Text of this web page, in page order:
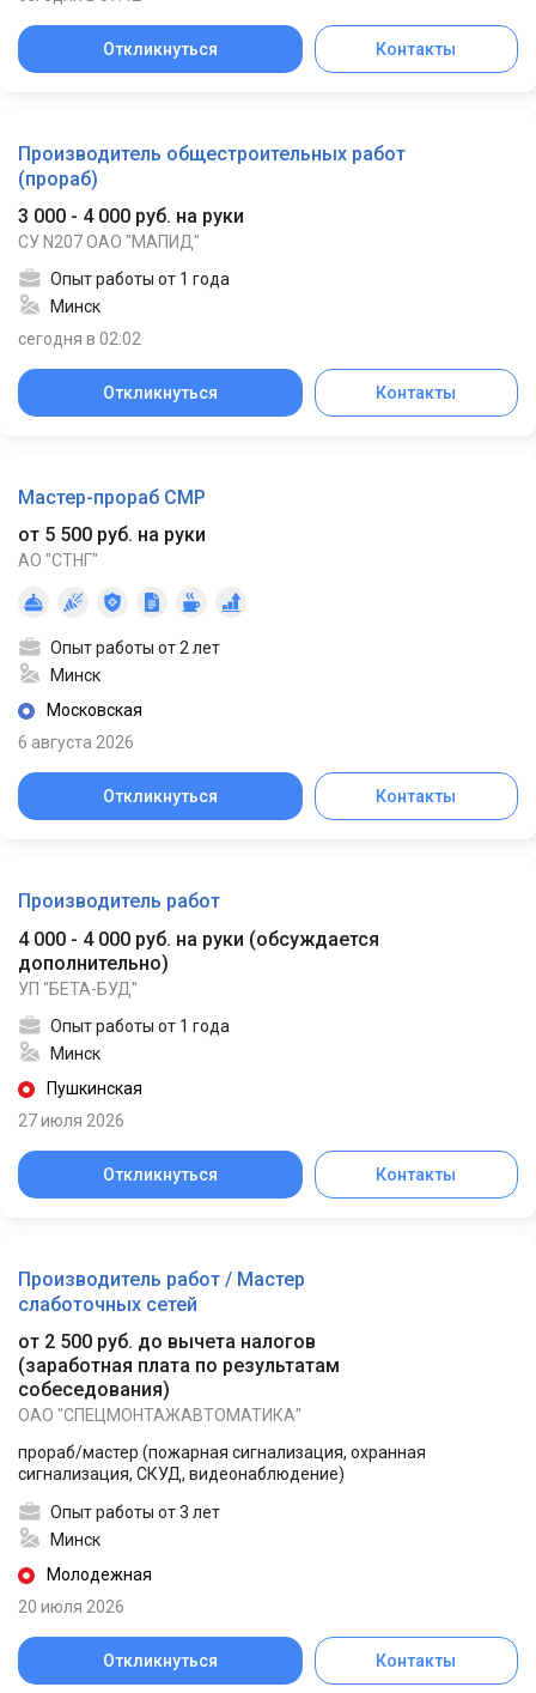
Откликнуться Контакты
Производитель общестроительных работ
(прораб)
3 000 - 4 000 руб. на руки
СУ N207 ОАО "МАПИД"
Опыт работы от 1 года
Минск
сегодня в 02:02
Откликнуться Контакты
Мастер-прораб СМР
от 5 500 руб. на руки
АО "СТНГ"
Опыт работы от 2 лет
Минск
Московская
6 августа 2026
Откликнуться Контакты
Производитель работ
4 000 - 4 000 руб. на руки (обсуждается
дополнительно)
УП "БЕТА-БУД"
Опыт работы от 1 года
Минск
Пушкинская
27 июля 2026
Откликнуться Контакты
Производитель работ / Мастер
слаботочных сетей
от 2 500 руб. до вычета налогов
(заработная плата по результатам
собеседования)
ОАО "СПЕЦМОНТАЖАВТОМАТИКА"
прораб/мастер (пожарная сигнализация, охранная
сигнализация, СКУД, видеонаблюдение)
Опыт работы от 3 лет
Минск
Молодежная
20 июля 2026
Откликнуться Контакты